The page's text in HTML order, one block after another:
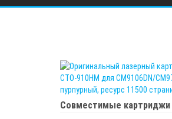
Совместимые картриджи